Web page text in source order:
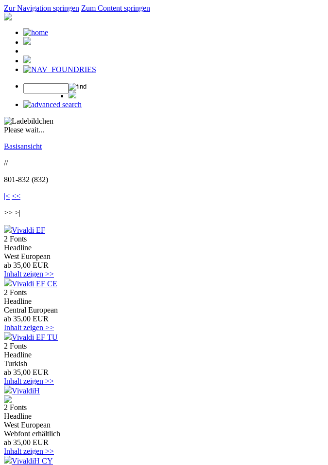
Zur Navigation springen Zum Content springen
Please wait...
Basisansicht
//
801-832 (832)
|< <<
>> >|
Vivaldi EF
2 Fonts
Headline
West European
ab 35,00 EUR
Inhalt zeigen >>
Vivaldi EF CE
2 Fonts
Headline
Central European
ab 35,00 EUR
Inhalt zeigen >>
Vivaldi EF TU
2 Fonts
Headline
Turkish
ab 35,00 EUR
Inhalt zeigen >>
VivaldiH
2 Fonts
Headline
West European
Webfont erhältlich
ab 35,00 EUR
Inhalt zeigen >>
VivaldiH CY